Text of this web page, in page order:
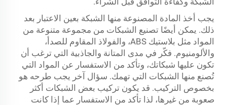
يجب أخذ المادة المصنوعة منها الشبكة بعين الاعتبار بعد
ذلك. يمكن أيضًا تصنيع الشبكات من مجموعة متنوعة من
المواد مثل بلاستيك ABS، والفولاذ المقاوم للصدأ،
والألومنيوم. فكّر في مدى المتانة والجاذبية التي ترغب أن
تكون عليها شبكاتك، وتأكد من الاستفسار عن المواد التي
تُصنع منها الشبكات التي تهمك. سؤال آخر يجب طرحه هو
بخصوص التركيب. قد يكون تركيب بعض الشبكات أكثر
صعوبة من غيرها، لذا تأكد من الاستفسار عما إذا كانت